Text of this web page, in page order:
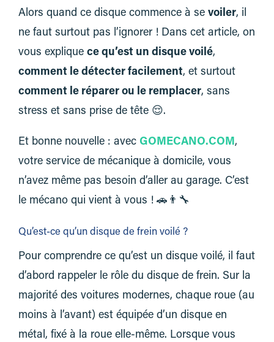
Alors quand ce disque commence à se voiler, il
ne faut surtout pas l’ignorer ! Dans cet article, on
vous explique ce qu’est un disque voilé,
comment le détecter facilement, et surtout
comment le réparer ou le remplacer, sans
stress et sans prise de tête 😌.
Et bonne nouvelle : avec GOMECANO.COM,
votre service de mécanique à domicile, vous
n’avez même pas besoin d’aller au garage. C’est
le mécano qui vient à vous ! 🚗👨‍🔧
Qu’est-ce qu’un disque de frein voilé ?
Pour comprendre ce qu’est un disque voilé, il faut
d’abord rappeler le rôle du disque de frein. Sur la
majorité des voitures modernes, chaque roue (au
moins à l’avant) est équipée d’un disque en
métal, fixé à la roue elle-même. Lorsque vous